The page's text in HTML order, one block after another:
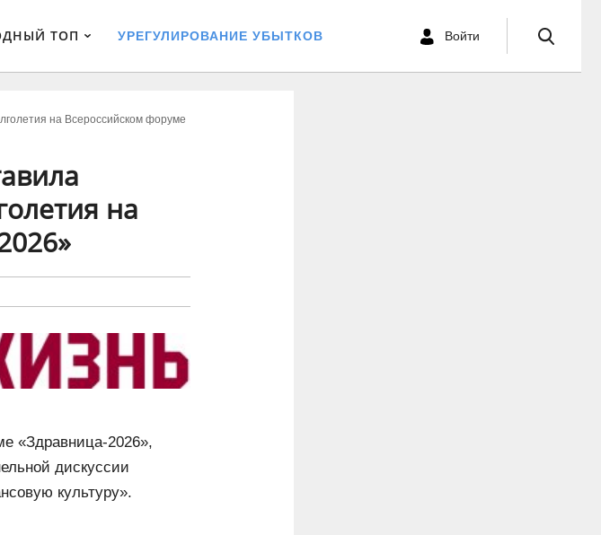
ТОП УРЕГУЛИРОВАНИЕ УБЫТКОВ Войти
на Всероссийском форуме
на
«Здравница-2026»,
дискуссии
культуру».